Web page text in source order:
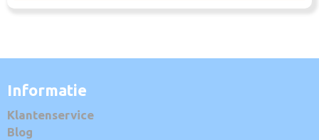
Informatie
Klantenservice
Blog